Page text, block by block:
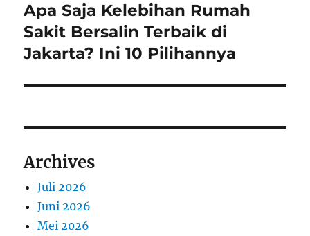
Next
post:
Apa Saja Kelebihan Rumah
Sakit Bersalin Terbaik di
Jakarta? Ini 10 Pilihannya
Archives
Juli 2026
Juni 2026
Mei 2026